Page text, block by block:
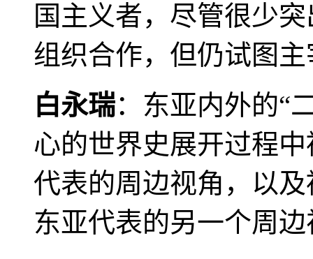
国主义者，尽管很少
组织合作，但仍试图
白永瑞：东亚内外的“
心的世界史展开过程
代表的周边视角，以
东亚代表的另一个周